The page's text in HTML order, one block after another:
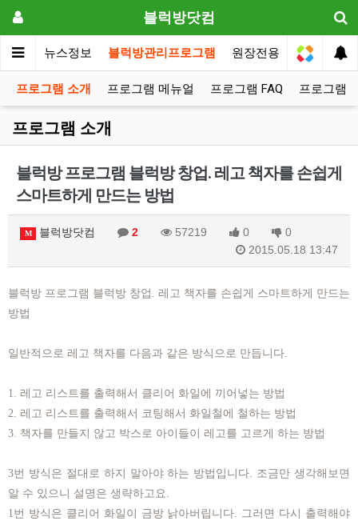
블럭방닷컴
메인 뉴스정보 블럭방관리프로그램 원장전용
프로그램 소개 프로그램 메뉴얼 프로그램 FAQ 프로그램
프로그램 소개
블럭방 프로그램 블럭방 창업. 레고 책자를 손쉽게
스마트하게 만드는 방법
M 블럭방닷컴 2 57219 0
0
2015.05.18 13:47
블럭방 프로그램 블럭방 창업. 레고 책자를 손쉽게 스마트하게 만드는
방법
일반적으로 레고 책자를 다음과 같은 방식으로 만듭니다.
1. 레고 리스트를 출력해서 클리어 화일에 끼어넣는 방법
2. 레고 리스트를 출력해서 코팅해서 화일철에 철하는 방법
3. 책자를 만들지 않고 박스로 아이들이 레고를 고르게 하는 방법
3번 방식은 절대로 하지 말아야 하는 방법입니다. 조금만 생각해보면
알 수 있으니 설명은 생략하고요.
1번 방식은 클리어 화일이 금방 낡아버립니다. 그러면 다시 출력해야